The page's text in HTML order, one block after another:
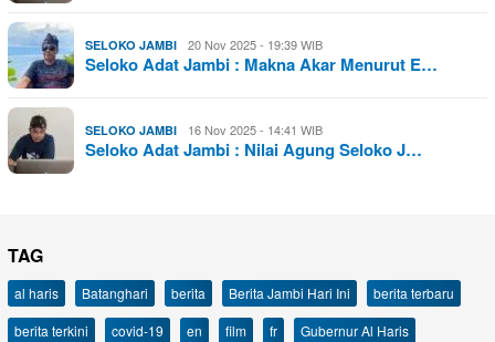
SELOKO JAMBI 20 Nov 2025 - 19:39 WIB
Seloko Adat Jambi : Makna Akar Menurut E…
SELOKO JAMBI 16 Nov 2025 - 14:41 WIB
Seloko Adat Jambi : Nilai Agung Seloko J…
TAG
al haris Batanghari berita Berita Jambi Hari Ini
berita terbaru
berita terkini
covid-19 en film fr
Gubernur Al Haris